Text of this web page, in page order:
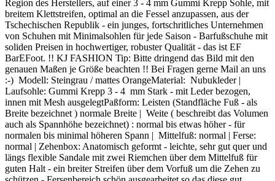
Region des Herstellers, auf einer 3 - 4 mm Gummi Krepp Sohle, mit
breitem Klettstreifen, optimal an die Fessel anzupassen, aus der
Tschechischen Republik - ein junges, fortschritliches Unternehmen
von Schuhen mit Minimalsohlen für jede Saison - Barfußschuhe mit
soliden Preisen in hochwertiger, robuster Qualität - das ist EF
BarEFoot. !! KJ FASHION Tip: Bitte dringend das Bild mit den
genauen Maßen je Größe beachten !! Bei Fragen gerne Mail an uns
:-) Modell: Steingrau / mattes OrangeMaterial: Nubukleder |
Laufsohle: Gummi Krepp 3 - 4 mm Stark - mit Leder bezogen,
innen mit Mesh ausgelegtPaßform: Leisten (Standfläche Fuß - als
Breite bezeichnet ) normale Breite | Weite ( beschreibt das Volumen
auch als Spannhöhe bezeichnet) : normal bis etwas höher - für
normalen bis minimal höheren Spann | Mittelfuß: normal | Ferse:
normal | Zehenbox: Anatomisch geformt - leichte, sehr gut quer und
längs flexible Sandale mit zwei Riemchen über dem Mittelfuß für
guten Halt - ein breiter Streifen über dem Vorfuß um die Zehen zu